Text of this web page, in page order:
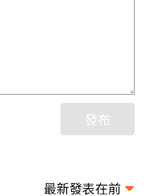
發布
最新發表在前